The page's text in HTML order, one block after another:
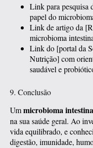
Link para pesquisa
papel do
Link de artigo da
microbioma
Link do [portal da
Nutrição] com
saudável e
9. Conclusão
Ummicrobioma
na sua saúde geral. Ao
vida equilibrado, e
digestão, imunidade,